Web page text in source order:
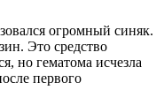
огромный синяк.
Это средство
но гематома исчезла
первого